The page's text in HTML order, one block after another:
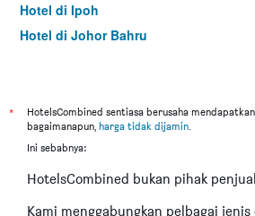
Hotel di Ipoh
Hotel di Johor Bahru
Hotel di Kuching
Hotel di Tokyo
Hotel di Bangkok
Hotel di Putrajaya
*
HotelsCombined sentiasa berusaha
bagaimanapun, harga tidak dijamin.
Ini sebabnya:
HotelsCombined bukan pihak
Kami menggabungkan pelbagai